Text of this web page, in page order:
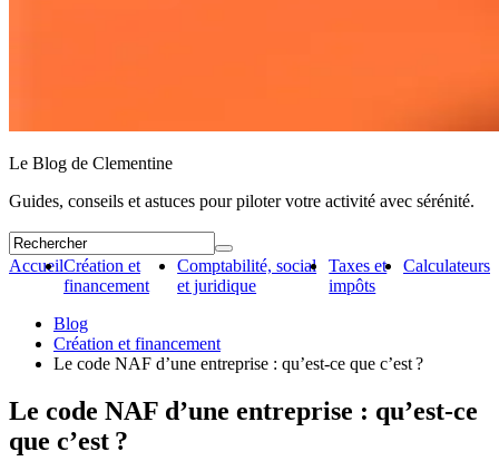
Le Blog de Clementine
Guides, conseils et astuces pour piloter votre activité avec sérénité.
AccueilCréation et
financement
Comptabilité, social
et juridique
Taxes et
impôts
Calculateurs
Blog
Création et financement
Le code NAF d’une entreprise : qu’est-ce que c’est ?
Le code NAF d’une entreprise : qu’est-ce
que c’est ?